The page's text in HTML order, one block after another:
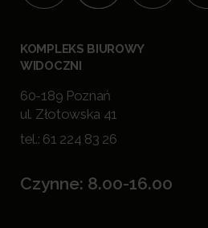
KOMPLEKS BIUROWY
WIDOCZNI
60-189 Poznań
ul. Złotowska 41
tel.: 61 224 83 26
Czynne: 8.00-16.00